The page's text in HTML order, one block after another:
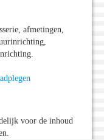
afmetingen,
voor de inhoud